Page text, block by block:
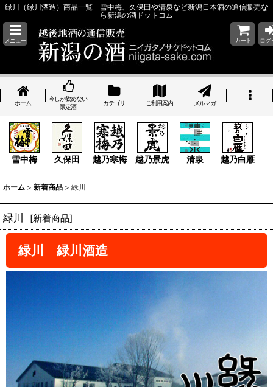
緑川（緑川酒造）商品一覧 雪中梅、久保田や清泉など新潟日本酒の通信販売な
ら新潟の酒ドットコム
メニュー カート ログ
ホーム
今しか飲めない
限定酒
カテゴリ ご利用案内 メルマガ
雪中梅 久保田 越乃寒梅 越乃景虎 清泉 越乃白雁
ホーム > 新着商品 > 緑川
緑川 [新着商品]
緑川 緑川酒造